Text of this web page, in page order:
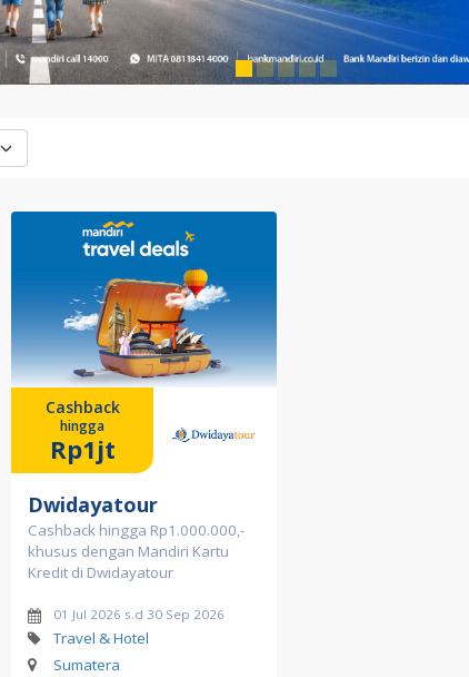
Cashback
hingga
Rp1jt
Dwidayatour
Cashback hingga Rp1.000.000,-
khusus dengan Mandiri Kartu
Kredit di Dwidayatour
01 Jul 2026 s.d 30 Sep 2026
Travel & Hotel
Sumatera